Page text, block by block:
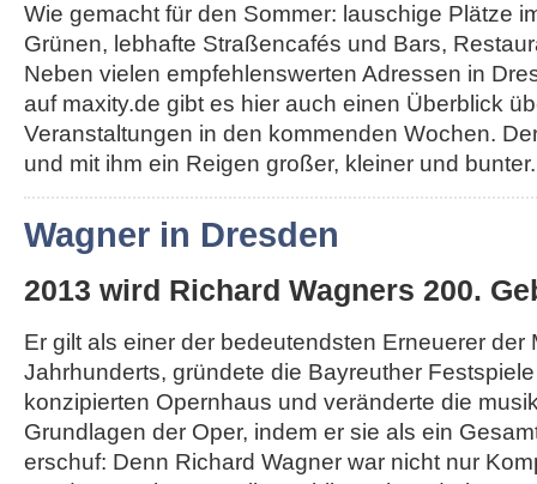
Wie gemacht für den Sommer: lauschige Plätze
Grünen, lebhafte Straßencafés und Bars,
Neben vielen empfehlenswerten Adressen in
auf maxity.de gibt es hier auch einen Überblick
Veranstaltungen in den kommenden Wochen.
und mit ihm ein Reigen großer, kleiner und
Wagner in Dresden
2013 wird Richard Wagners 200.
Er gilt als einer der bedeutendsten Erneuerer der
Jahrhunderts, gründete die Bayreuther
konzipierten Opernhaus und veränderte die
Grundlagen der Oper, indem er sie als ein
erschuf: Denn Richard Wagner war nicht nur